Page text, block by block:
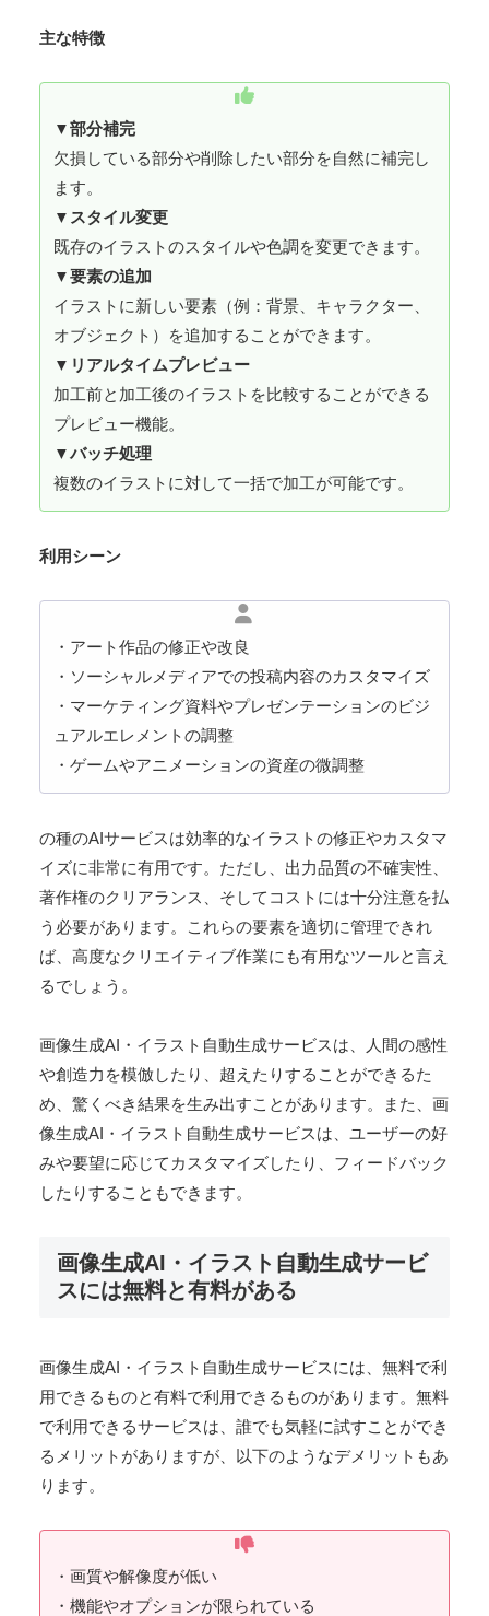
主な特徴
▼部分補完
欠損している部分や削除したい部分を自然に補完し
ます。
▼ スタイル変更
既存のイラストのスタイルや色調を変更できます。
▼要素の追加
イラストに新しい要素（例：背景、キャラクター、
オブジェクト）を追加することができます。
▼ リアルタイムプレビュー
加工前と加工後のイラストを比較することができる
プレビュー機能。
▼バッチ処理
複数のイラストに対して一括で加工が可能です。
利用シーン
・アート作品の修正や改良
・ソーシャルメディアでの投稿内容のカスタマイズ
・マーケティング資料やプレゼンテーションのビジ
ュアルエレメントの調整
・ゲームやアニメーションの資産の微調整
の種のAIサービスは効率的なイラストの修正やカスタマ
イズに非常に有用です。ただし、出力品質の不確実性、
著作権のクリアランス、そしてコストには十分注意を払
う必要があります。これらの要素を適切に管理できれ
ば、高度なクリエイティブ作業にも有用なツールと言え
るでしょう。
画像生成AI・イラスト自動生成サービスは、人間の感性
や創造力を模倣したり、超えたりすることができるた
め、驚くべき結果を生み出すことがあります。また、画
像生成AI・イラスト自動生成サービスは、ユーザーの好
みや要望に応じてカスタマイズしたり、フィードバック
したりすることもできます。
画像生成AI・イラスト自動生成サービ
スには無料と有料がある
画像生成AI・イラスト自動生成サービスには、無料で利
用できるものと有料で利用できるものがあります。無料
で利用できるサービスは、誰でも気軽に試すことができ
るメリットがありますが、以下のようなデメリットもあ
ります。
・画質や解像度が低い
・機能やオプションが限られている